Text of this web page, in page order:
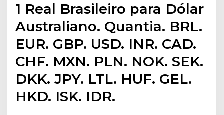
1 Real Brasileiro para Dólar
Australiano. Quantia. BRL.
EUR. GBP. USD. INR. CAD.
CHF. MXN. PLN. NOK. SEK.
DKK. JPY. LTL. HUF. GEL.
HKD. ISK. IDR.